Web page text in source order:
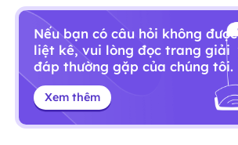
Nếu bạn có câu hỏi không được
liệt kê, vui lòng đọc trang giải
đáp thường gặp của chúng tôi.
Xem thêm